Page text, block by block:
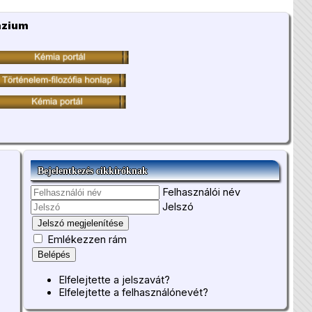
Bejelentkezés cikkíróknak
Felhasználói név
Jelszó
Jelszó megjelenítése
Emlékezzen rám
Belépés
Elfelejtette a jelszavát?
Elfelejtette a felhasználónevét?